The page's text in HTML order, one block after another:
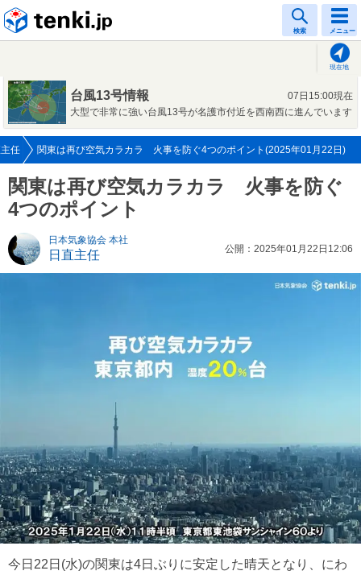
検索 メニュー
現在地
台風13号情報
07日15:00現在
大型で非常に強い台風13号が名護市付近を西南西に進んでいます
任 関東は再び空気カラカラ 火事を防ぐ4つのポイント(2025年01月22日)
関東は再び空気カラカラ 火事を防ぐ
4つのポイント
日本気象協会 本社
日直主任 公開：2025年01月22日12:06
今日22日(水)の関東は4日ぶりに安定した晴天となり、にわ